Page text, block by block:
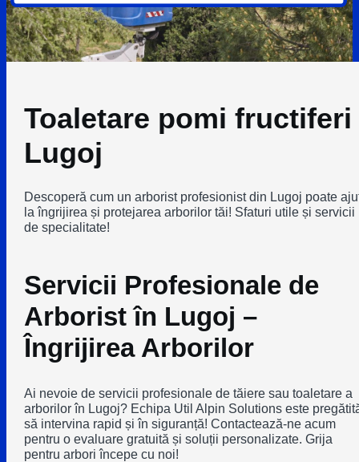
Toaletare pomi fructiferi
Lugoj
Descoperă cum un arborist profesionist din Lugoj poate
la îngrijirea și protejarea arborilor tăi! Sfaturi utile și servicii
de specialitate!
Servicii Profesionale de
Arborist în Lugoj –
Îngrijirea Arborilor
Ai nevoie de servicii profesionale de tăiere sau toaletare a
arborilor în Lugoj? Echipa Util Alpin Solutions este
să intervina rapid și în siguranță! Contactează-ne acum
pentru o evaluare gratuită și soluții personalizate. Grija
pentru arbori începe cu noi!